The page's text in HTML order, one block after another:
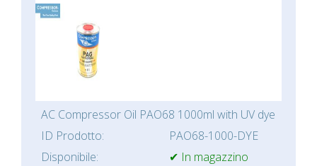
AC Compressor Oil PAO68 1000ml with UV dye
ID Prodotto:
PAO68-1000-DYE
Disponibile:
✔ In magazzino